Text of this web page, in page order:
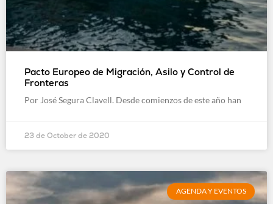
Pacto Europeo de Migración, Asilo y Control de
Fronteras
Por José Segura Clavell. Desde comienzos de este año han
23 de October de 2020
AGENDA Y EVENTOS